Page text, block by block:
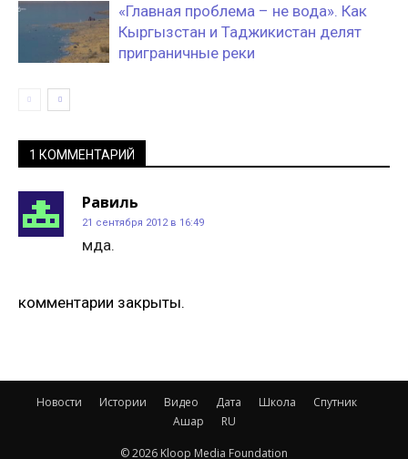
«Главная проблема – не вода». Как
Кыргызстан и Таджикистан делят
приграничные реки
1 КОММЕНТАРИЙ
Равиль
21 сентября 2012 в 16:49
мда.
комментарии закрыты.
Новости Истории Видео Дата Школа
Спутник
Ашар
RU
© 2026 Kloop Media Foundation